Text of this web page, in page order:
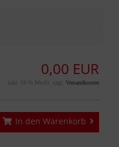
0,00 EUR
inkl. 19 % MwSt. zzgl. Versandkosten
In den Warenkorb